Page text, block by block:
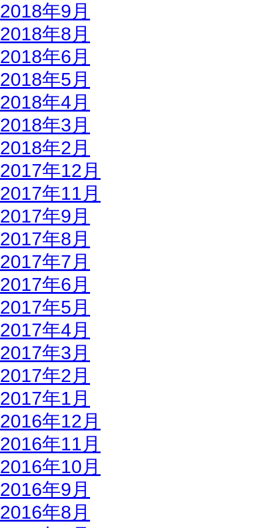
2018年9月
2018年8月
2018年6月
2018年5月
2018年4月
2018年3月
2018年2月
2017年12月
2017年11月
2017年9月
2017年8月
2017年7月
2017年6月
2017年5月
2017年4月
2017年3月
2017年2月
2017年1月
2016年12月
2016年11月
2016年10月
2016年9月
2016年8月